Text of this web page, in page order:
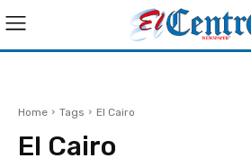
Home Tags El Cairo
El Cairo